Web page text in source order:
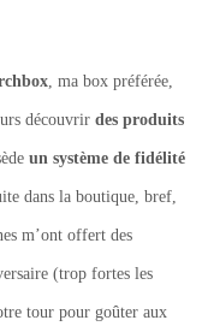
, ma box préférée,
découvrir des produits
un système de fidélité
dans la boutique, bref,
m’ont offert des
(trop fortes les
tour pour goûter aux